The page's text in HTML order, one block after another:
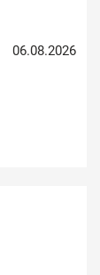
06.08.2026